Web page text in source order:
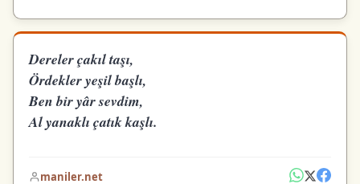
Dereler çakıl taşı,
Ördekler yeşil başlı,
Ben bir yâr sevdim,
Al yanaklı çatık kaşlı.
maniler.net